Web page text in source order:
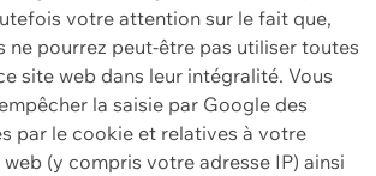
votre attention sur le fait que,
ne pourrez peut-être pas utiliser toutes
site web dans leur intégralité. Vous
la saisie par Google des
par le cookie et relatives à votre
(y compris votre adresse IP) ainsi